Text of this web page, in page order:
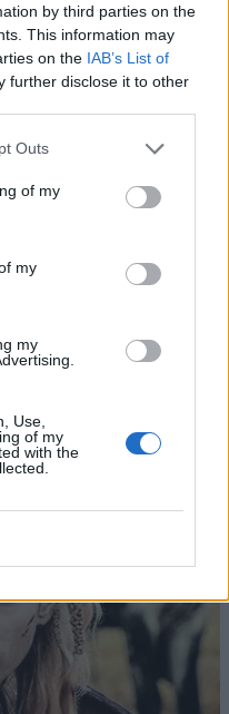
by third parties on the
This information may
on the IAB’s List of
further disclose it to other
Outs
of my
my
my
Use,
of my
with the